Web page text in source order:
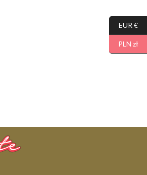
EUR €
PLN zł